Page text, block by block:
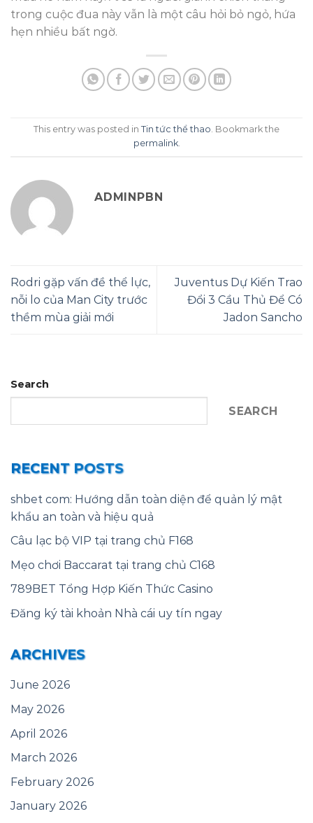
trong cuộc đua này vẫn là một câu hỏi bỏ ngỏ, hứa
hẹn nhiều bất ngờ.
This entry was posted in Tin tức thể thao. Bookmark the
permalink.
ADMINPBN
Rodri gặp vấn đề thể lực,
nỗi lo của Man City trước
thềm mùa giải mới
Juventus Dự Kiến Trao
Đổi 3 Cầu Thủ Để Có
Jadon Sancho
Search
SEARCH
RECENT POSTS
shbet com: Hướng dẫn toàn diện để quản lý mật
khẩu an toàn và hiệu quả
Câu lạc bộ VIP tại trang chủ F168
Mẹo chơi Baccarat tại trang chủ C168
789BET Tổng Hợp Kiến Thức Casino
Đăng ký tài khoản Nhà cái uy tín ngay
ARCHIVES
June 2026
May 2026
April 2026
March 2026
February 2026
January 2026